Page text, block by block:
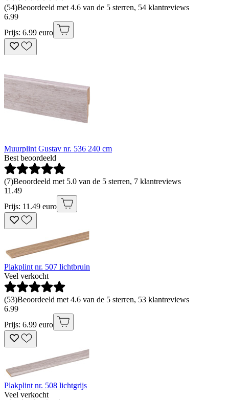
(54)Beoordeeld met 4.6 van de 5 sterren, 54 klantreviews
6.99
Prijs: 6.99 euro
Muurplint Gustav nr. 536 240 cm
Best beoordeeld
(7)Beoordeeld met 5.0 van de 5 sterren, 7 klantreviews
11.49
Prijs: 11.49 euro
Plakplint nr. 507 lichtbruin
Veel verkocht
(53)Beoordeeld met 4.6 van de 5 sterren, 53 klantreviews
6.99
Prijs: 6.99 euro
Plakplint nr. 508 lichtgrijs
Veel verkocht